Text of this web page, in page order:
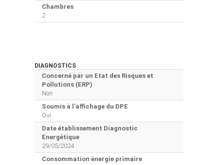
Chambres
2
DIAGNOSTICS
Concerné par un Etat des Risques et
Pollutions (ERP)
Non
Soumis à l'affichage du DPE
Oui
Date établissement Diagnostic
Energétique
29/05/2024
Consommation énergie primaire